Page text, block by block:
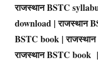
राजस्थान BSTC
download | राजस्थान
BSTC book |
राजस्थान BSTC book